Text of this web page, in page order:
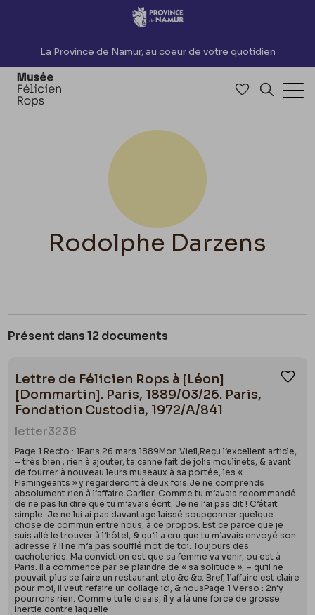
Accèder directement au contenu
La Province de Namur, au coeur de votre quotidien
Accéder à
Rodolphe Darzens
Présent dans 12 documents
Lettre de Félicien Rops à [Léon]
[Dommartin]. Paris, 1889/03/26. Paris,
Fondation Custodia, 1972/A/841
letter3238
Page 1 Recto : 1Paris 26 mars 1889Mon Vieil,Reçu l’excellent article,
– très bien ; rien à ajouter, ta canne fait de jolis moulinets, & avant
de fourrer à nouveau leurs museaux à sa portée, les «
Flamingeants » y regarderont à deux fois.Je ne comprends
absolument rien à l’affaire Carlier. Comme tu m’avais recommandé
de ne pas lui dire que tu m’avais écrit. Je ne l’ai pas dit ! C’était
simple. Je ne lui ai pas davantage laissé soupçonner quelque
chose de commun entre nous, à ce propos. Est ce parce que je
suis allé le trouver à l’hôtel, & qu’il a cru que tu m’avais envoyé son
adresse ? Il ne m’a pas soufflé mot de toi. Toujours des
cachoteries. Ma conviction est que sa femme va venir, ou est à
Paris. Il a commencé par se plaindre de « sa solitude », – qu’il ne
pouvait plus se faire un restaurant etc &c &c. Bref, l’affaire est claire
pour moi, il veut refaire un collage ici, & nousPage 1 Verso : 2n’y
pourrons rien. Comme tu le disais, il y a là une force de grosse
inertie contre laquelle